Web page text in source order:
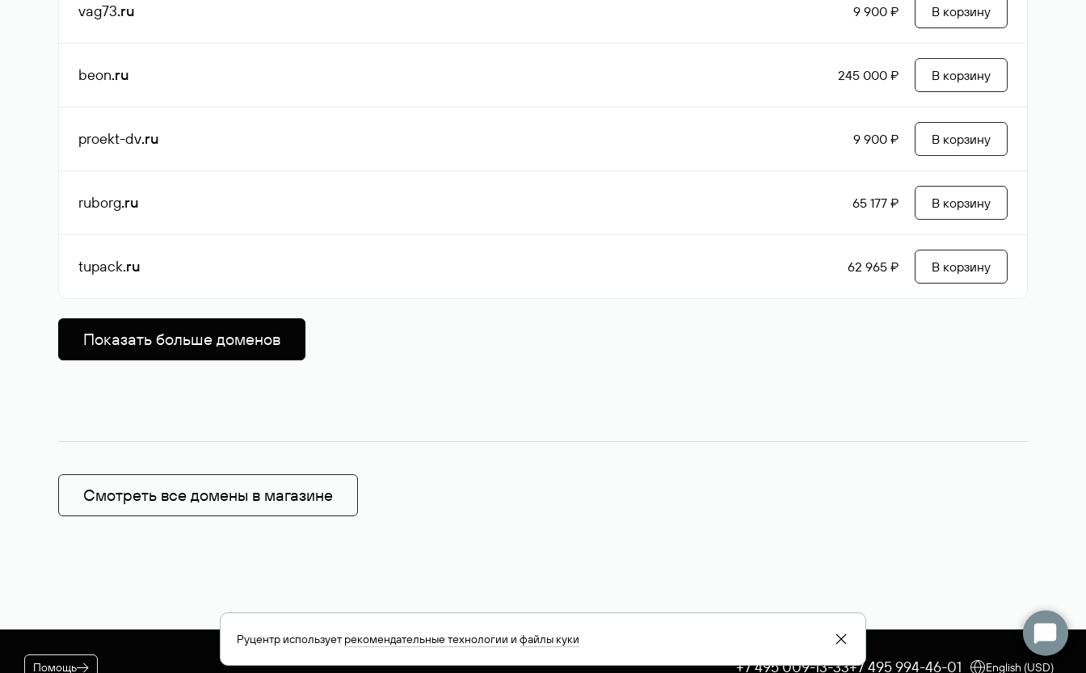
vag73.ru 9 900 ₽ В корзину
beon.ru 245 000 ₽ В корзину
proekt-dv.ru 9 900 ₽ В корзину
ruborg.ru 65 177 ₽ В корзину
tupack.ru 62 965 ₽ В корзину
Показать больше доменов
Смотреть все домены в магазине
Помощь +7 495 009-13-33+7 495 994-46-01 English (USD)
Руцентр использует рекомендательные технологии и файлы куки